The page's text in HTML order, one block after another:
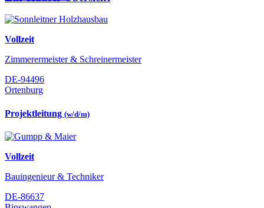
Vollzeit
Zimmerermeister & Schreinermeister
DE-94496
Ortenburg
Projektleitung (w/d/m)
Vollzeit
Bauingenieur & Techniker
DE-86637